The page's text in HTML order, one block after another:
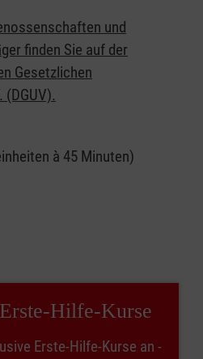
und
finden Sie auf der
Gesetzlichen
(DGUV).
à 45 Minuten)
Hilfe-Kurse
Erste-Hilfe-Kurse an -